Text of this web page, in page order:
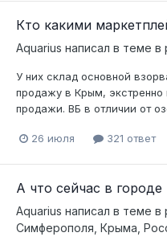
Кто какими
Aquarius написал в теме в
У них склад основной
продажу в Крым, экстренно
продажи. ВБ в отличии от
26 июля 321 ответ
А что сейчас в
Aquarius написал в теме в
Симферополя, Крыма,